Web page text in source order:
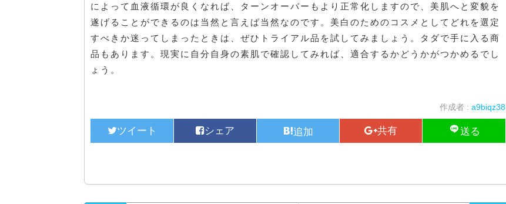
によって血液循環が良くなれば、ターンオーバーもより正常化しますので、美肌へと変貌を
遂げることができるのは当然と言えば当然なのです。美白のためのコスメとしてどれを選定
すべきか迷ってしまったときは、ぜひトライアル品を試してみましょう。タダで手に入る商
品もあります。現実に自分自身の素肌で確認してみれば、適合するかどうかがつかめるでし
ょう。
作成者 : a9biqz38